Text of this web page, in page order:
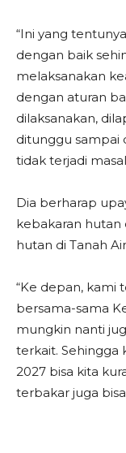
“Ini yang
dengan baik
melaksanakan
dengan aturan
dilaksanakan,
ditunggu sampai
tidak terjadi
Dia berharap
kebakaran hutan
hutan di Tanah
“Ke depan, kami
bersama-sama
mungkin nanti
terkait. Sehingga
2027 bisa kita
terbakar juga